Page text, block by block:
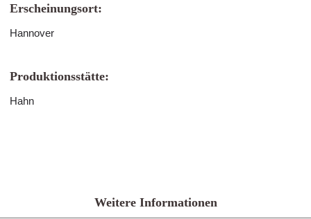
Erscheinungsort:
Hannover
Produktionsstätte:
Hahn
Weitere Informationen